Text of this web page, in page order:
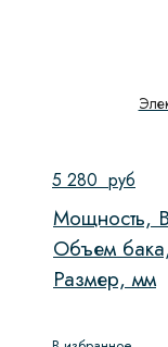
5 280 руб
Мощность,
Объем
Размер, мм